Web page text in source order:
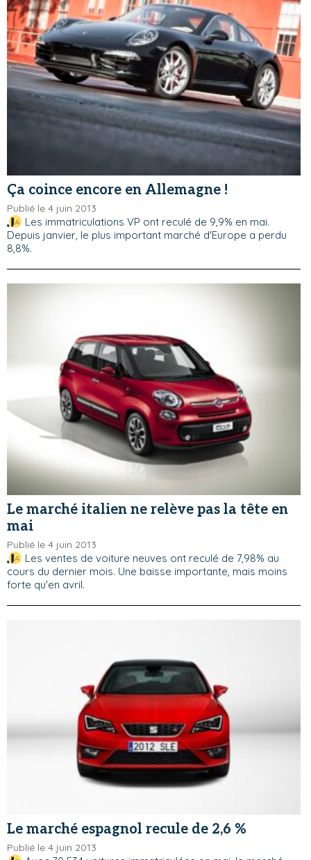
Ça coince encore en Allemagne !
Publié le 4 juin 2013
Les immatriculations VP ont reculé de 9,9% en mai.
Depuis janvier, le plus important marché d'Europe a perdu
8,8%.
Le marché italien ne relève pas la tête en
mai
Publié le 4 juin 2013
Les ventes de voiture neuves ont reculé de 7,98% au
cours du dernier mois. Une baisse importante, mais moins
forte qu'en avril.
Le marché espagnol recule de 2,6 %
Publié le 4 juin 2013